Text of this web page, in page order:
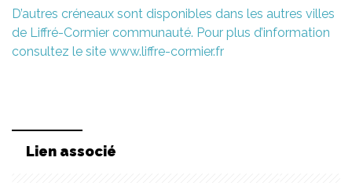
D’autres créneaux sont disponibles dans les autres villes
de Liffré-Cormier communauté. Pour plus d’information
consultez le site www.liffre-cormier.fr
Lien associé